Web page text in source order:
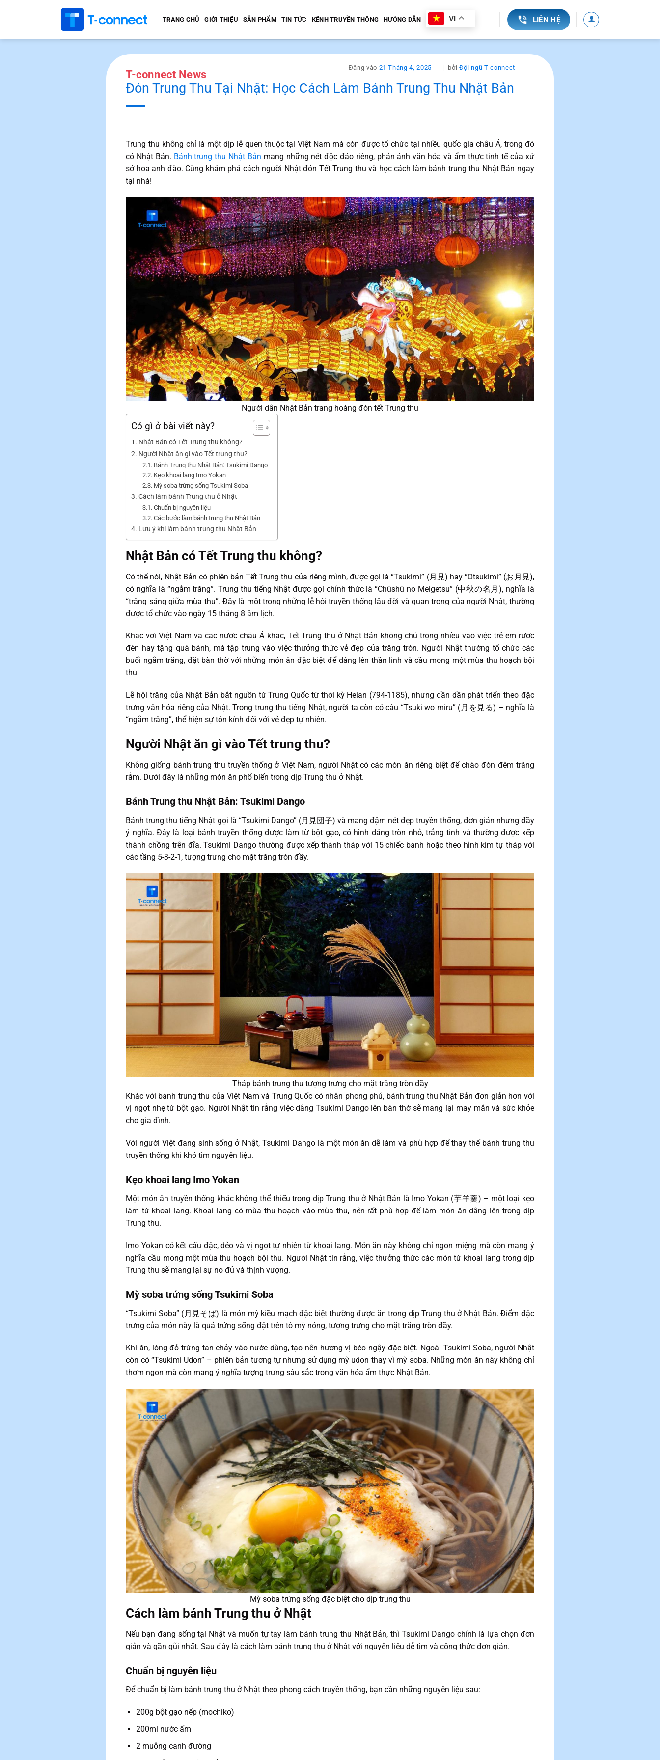
dung
TRANG CHỦ GIỚI THIỆU SẢN PHẨM TIN TỨC KÊNH TRUYỀN THÔNG HƯỚNG DẪN VI LIÊN HỆ
T-connect News
Đón Trung Thu Tại Nhật: Học Cách Làm Bánh Trung Thu Nhật Bản
Đăng vào 21 Tháng 4, 2025 bởi Đội ngũ T-connect
Trung thu không chỉ là một dịp lễ quen thuộc tại Việt Nam mà còn được tổ chức tại nhiều quốc gia châu Á, trong đó
có Nhật Bản. Bánh trung thu Nhật Bản mang những nét độc đáo riêng, phản ánh văn hóa và ẩm thực tinh tế của xứ
sở hoa anh đào. Cùng khám phá cách người Nhật đón Tết Trung thu và học cách làm bánh trung thu Nhật Bản ngay
tại nhà!
Người dân Nhật Bản trang hoàng đón tết Trung thu
Có gì ở bài viết này?
Nhật Bản có Tết Trung thu không?
Người Nhật ăn gì vào Tết trung thu?
Bánh Trung thu Nhật Bản: Tsukimi Dango
Kẹo khoai lang Imo Yokan
Mỳ soba trứng sống Tsukimi Soba
Cách làm bánh Trung thu ở Nhật
Chuẩn bị nguyên liệu
Các bước làm bánh trung thu Nhật Bản
Lưu ý khi làm bánh trung thu Nhật Bản
Nhật Bản có Tết Trung thu không?
Có thể nói, Nhật Bản có phiên bản Tết Trung thu của riêng mình, được gọi là “Tsukimi” (月見) hay “Otsukimi” (お月見),
có nghĩa là “ngắm trăng”. Trung thu tiếng Nhật được gọi chính thức là “Chūshū no Meigetsu” (中秋の名月), nghĩa là
“trăng sáng giữa mùa thu”. Đây là một trong những lễ hội truyền thống lâu đời và quan trọng của người Nhật, thường
được tổ chức vào ngày 15 tháng 8 âm lịch.
Khác với Việt Nam và các nước châu Á khác, Tết Trung thu ở Nhật Bản không chú trọng nhiều vào việc trẻ em rước
đèn hay tặng quà bánh, mà tập trung vào việc thưởng thức vẻ đẹp của trăng tròn. Người Nhật thường tổ chức các
buổi ngắm trăng, đặt bàn thờ với những món ăn đặc biệt để dâng lên thần linh và cầu mong một mùa thu hoạch bội
thu.
Lễ hội trăng của Nhật Bản bắt nguồn từ Trung Quốc từ thời kỳ Heian (794-1185), nhưng dần dần phát triển theo đặc
trưng văn hóa riêng của Nhật. Trong trung thu tiếng Nhật, người ta còn có câu “Tsuki wo miru” (月を見る) – nghĩa là
“ngắm trăng”, thể hiện sự tôn kính đối với vẻ đẹp tự nhiên.
Người Nhật ăn gì vào Tết trung thu?
Không giống bánh trung thu truyền thống ở Việt Nam, người Nhật có các món ăn riêng biệt để chào đón đêm trăng
rằm. Dưới đây là những món ăn phổ biến trong dịp Trung thu ở Nhật.
Bánh Trung thu Nhật Bản: Tsukimi Dango
Bánh trung thu tiếng Nhật gọi là “Tsukimi Dango” (月見団子) và mang đậm nét đẹp truyền thống, đơn giản nhưng đầy
ý nghĩa. Đây là loại bánh truyền thống được làm từ bột gạo, có hình dáng tròn nhỏ, trắng tinh và thường được xếp
thành chồng trên đĩa. Tsukimi Dango thường được xếp thành tháp với 15 chiếc bánh hoặc theo hình kim tự tháp với
các tầng 5-3-2-1, tượng trưng cho mặt trăng tròn đầy.
Tháp bánh trung thu tượng trưng cho mặt trăng tròn đầy
Khác với bánh trung thu của Việt Nam và Trung Quốc có nhân phong phú, bánh trung thu Nhật Bản đơn giản hơn với
vị ngọt nhẹ từ bột gạo. Người Nhật tin rằng việc dâng Tsukimi Dango lên bàn thờ sẽ mang lại may mắn và sức khỏe
cho gia đình.
Với người Việt đang sinh sống ở Nhật, Tsukimi Dango là một món ăn dễ làm và phù hợp để thay thế bánh trung thu
truyền thống khi khó tìm nguyên liệu.
Kẹo khoai lang Imo Yokan
Một món ăn truyền thống khác không thể thiếu trong dịp Trung thu ở Nhật Bản là Imo Yokan (芋羊羹) – một loại kẹo
làm từ khoai lang. Khoai lang có mùa thu hoạch vào mùa thu, nên rất phù hợp để làm món ăn dâng lên trong dịp
Trung thu.
Imo Yokan có kết cấu đặc, dẻo và vị ngọt tự nhiên từ khoai lang. Món ăn này không chỉ ngon miệng mà còn mang ý
nghĩa cầu mong một mùa thu hoạch bội thu. Người Nhật tin rằng, việc thưởng thức các món từ khoai lang trong dịp
Trung thu sẽ mang lại sự no đủ và thịnh vượng.
Mỳ soba trứng sống Tsukimi Soba
“Tsukimi Soba” (月見そば) là món mỳ kiều mạch đặc biệt thường được ăn trong dịp Trung thu ở Nhật Bản. Điểm đặc
trưng của món này là quả trứng sống đặt trên tô mỳ nóng, tượng trưng cho mặt trăng tròn đầy.
Khi ăn, lòng đỏ trứng tan chảy vào nước dùng, tạo nên hương vị béo ngậy đặc biệt. Ngoài Tsukimi Soba, người Nhật
còn có “Tsukimi Udon” – phiên bản tương tự nhưng sử dụng mỳ udon thay vì mỳ soba. Những món ăn này không chỉ
thơm ngon mà còn mang ý nghĩa tượng trưng sâu sắc trong văn hóa ẩm thực Nhật Bản.
Mỳ soba trứng sống đặc biệt cho dịp trung thu
Cách làm bánh Trung thu ở Nhật
Nếu bạn đang sống tại Nhật và muốn tự tay làm bánh trung thu Nhật Bản, thì Tsukimi Dango chính là lựa chọn đơn
giản và gần gũi nhất. Sau đây là cách làm bánh trung thu ở Nhật với nguyên liệu dễ tìm và công thức đơn giản.
Chuẩn bị nguyên liệu
Để chuẩn bị làm bánh trung thu ở Nhật theo phong cách truyền thống, bạn cần những nguyên liệu sau:
200g bột gạo nếp (mochiko)
200ml nước ấm
2 muỗng canh đường